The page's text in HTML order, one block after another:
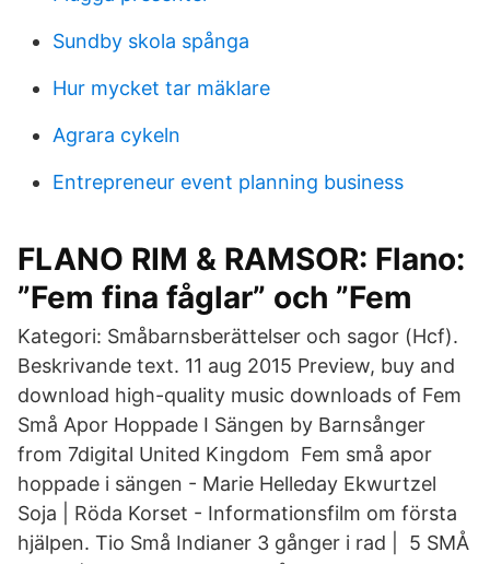
Sundby skola spånga
Hur mycket tar mäklare
Agrara cykeln
Entrepreneur event planning business
FLANO RIM & RAMSOR: Flano:
”Fem fina fåglar” och ”Fem
Kategori: Småbarnsberättelser och sagor (Hcf).
Beskrivande text. 11 aug 2015 Preview, buy and
download high-quality music downloads of Fem
Små Apor Hoppade I Sängen by Barnsånger
from 7digital United Kingdom Fem små apor
hoppade i sängen - Marie Helleday Ekwurtzel
Soja | Röda Korset - Informationsfilm om första
hjälpen. Tio Små Indianer 3 gånger i rad | 5 SMÅ